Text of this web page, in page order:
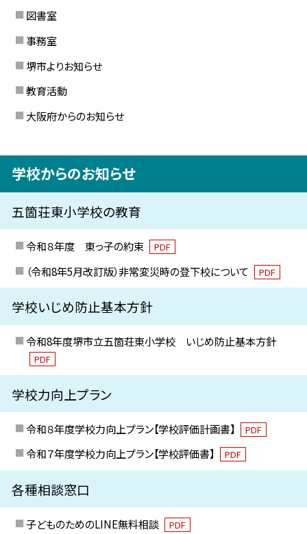
図書室
事務室
堺市よりお知らせ
教育活動
大阪府からのお知らせ
学校からのお知らせ
五箇荘東小学校の教育
令和８年度 東っ子の約束 PDF
（令和8年5月改訂版）非常変災時の登下校について PDF
学校いじめ防止基本方針
令和8年度堺市立五箇荘東小学校 いじめ防止基本方針
PDF
学校力向上プラン
令和８年度学校力向上プラン【学校評価計画書】 PDF
令和７年度学校力向上プラン【学校評価書】 PDF
各種相談窓口
子どものためのLINE無料相談 PDF